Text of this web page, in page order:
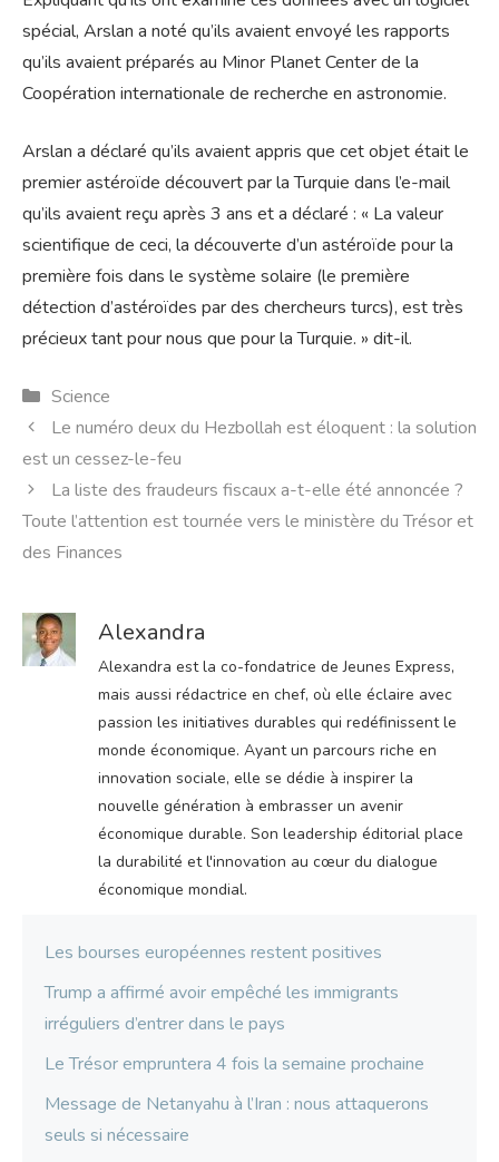
spécial, Arslan a noté qu’ils avaient envoyé les rapports
qu’ils avaient préparés au Minor Planet Center de la
Coopération internationale de recherche en astronomie.
Arslan a déclaré qu’ils avaient appris que cet objet était le
premier astéroïde découvert par la Turquie dans l’e-mail
qu’ils avaient reçu après 3 ans et a déclaré : « La valeur
scientifique de ceci, la découverte d’un astéroïde pour la
première fois dans le système solaire (le première
détection d’astéroïdes par des chercheurs turcs), est très
précieux tant pour nous que pour la Turquie. » dit-il.
Catégories
Science
Le numéro deux du Hezbollah est éloquent : la solution
est un cessez-le-feu
La liste des fraudeurs fiscaux a-t-elle été annoncée ?
Toute l’attention est tournée vers le ministère du Trésor et
des Finances
Alexandra
Alexandra est la co-fondatrice de Jeunes Express,
mais aussi rédactrice en chef, où elle éclaire avec
passion les initiatives durables qui redéfinissent le
monde économique. Ayant un parcours riche en
innovation sociale, elle se dédie à inspirer la
nouvelle génération à embrasser un avenir
économique durable. Son leadership éditorial place
la durabilité et l'innovation au cœur du dialogue
économique mondial.
Les bourses européennes restent positives
Trump a affirmé avoir empêché les immigrants
irréguliers d’entrer dans le pays
Le Trésor empruntera 4 fois la semaine prochaine
Message de Netanyahu à l’Iran : nous attaquerons
seuls si nécessaire